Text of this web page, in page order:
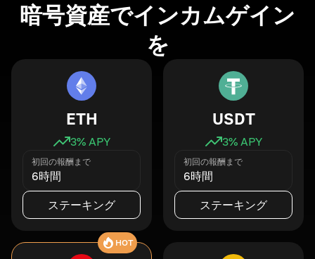
暗号資産でインカムゲイン
を
ETH
3% APY
初回の報酬まで
6時間
ステーキング
USDT
3% APY
初回の報酬まで
6時間
ステーキング
HOT